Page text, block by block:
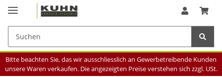
Bitte beachten Sie, das wir ausschliesslich an Gewerbetreibende Kunden
unsere Waren verkaufen. Die angezeigten Preise verstehen sich zzgl. USt.